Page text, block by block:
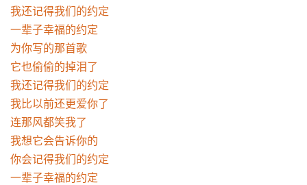
我还记得我们的约定
一辈子幸福的约定
为你写的那首歌
它也偷偷的掉泪了
我还记得我们的约定
我比以前还更爱你了
连那风都笑我了
我想它会告诉你的
你会记得我们的约定
一辈子幸福的约定